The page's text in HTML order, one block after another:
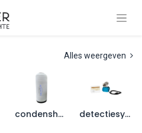
Alles weergeven
condenshoezen detectiesystemen